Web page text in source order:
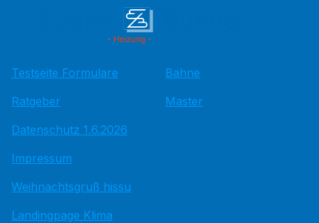
Testseite Formulare
Ratgeber
Datenschutz 1.6.2026
Impressum
Weihnachtsgruß hissu
Landingpage Klima
Bahne
Master